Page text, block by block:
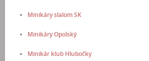
Minikáry slalom SK
Minikáry Opolský
Minikár klub Hlubočky